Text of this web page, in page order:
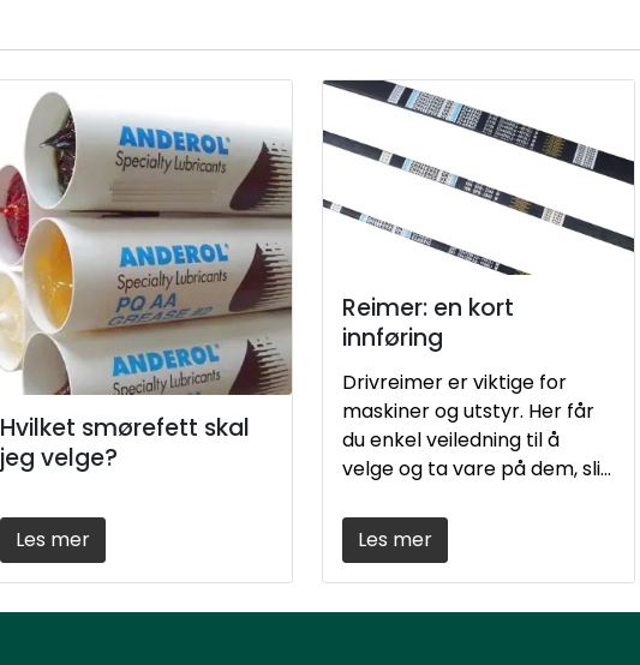
Hvilket smørefett skal
jeg velge?
Les mer
Reimer: en kort
innføring
Drivreimer er viktige for
maskiner og utstyr. Her får
du enkel veiledning til å
velge og ta vare på dem, slik
fungerer bedre.
Les mer